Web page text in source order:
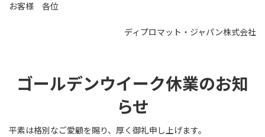
お客様 各位
ディプロマット・ジャパン株式会社
ゴールデンウイーク休業のお知
らせ
平素は格別なご愛顧を賜り、厚く御礼申し上げます。